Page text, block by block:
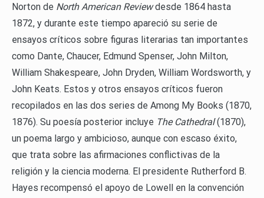
Norton de North American Reviewdesde 1864 hasta
1872, y durante este tiempo apareció su serie de
ensayos críticos sobre figuras literarias tan importantes
como Dante, Chaucer, Edmund Spenser, John Milton,
William Shakespeare, John Dryden, William Wordsworth, y
John Keats. Estos y otros ensayos críticos fueron
recopilados en las dos series de Among My Books (1870,
1876). Su poesía posterior incluye The Cathedral(1870),
un poema largo y ambicioso, aunque con escaso éxito,
que trata sobre las afirmaciones conflictivas de la
religión y la ciencia moderna. El presidente Rutherford B.
Hayes recompensó el apoyo de Lowell en la convención